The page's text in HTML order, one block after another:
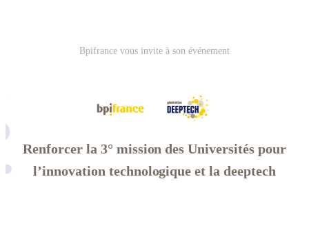
Bpifrance vous invite à son événement
Renforcer la 3° mission des Universités pour
l’innovation technologique et la deeptech